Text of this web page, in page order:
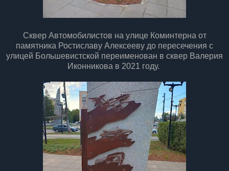
Сквер Автомобилистов на улице Коминтерна от
памятника Ростиславу Алексееву до пересечения с
улицей Большевистской переименован в сквер Валерия
Иконникова в 2021 году.